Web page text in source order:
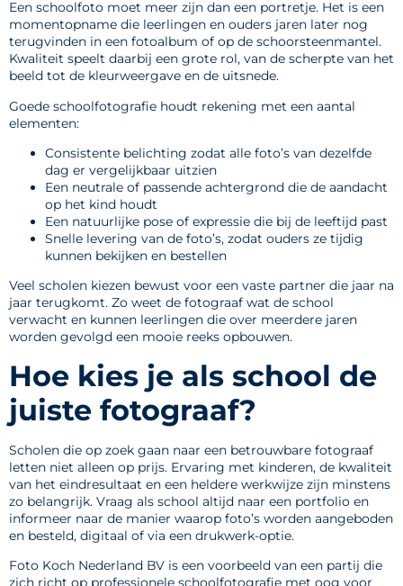
Een schoolfoto moet meer zijn dan een portretje. Het is een
momentopname die leerlingen en ouders jaren later nog
terugvinden in een fotoalbum of op de schoorsteenmantel.
Kwaliteit speelt daarbij een grote rol, van de scherpte van het
beeld tot de kleurweergave en de uitsnede.
Goede schoolfotografie houdt rekening met een aantal
elementen:
Consistente belichting zodat alle foto’s van dezelfde
dag er vergelijkbaar uitzien
Een neutrale of passende achtergrond die de aandacht
op het kind houdt
Een natuurlijke pose of expressie die bij de leeftijd past
Snelle levering van de foto’s, zodat ouders ze tijdig
kunnen bekijken en bestellen
Veel scholen kiezen bewust voor een vaste partner die jaar na
jaar terugkomt. Zo weet de fotograaf wat de school
verwacht en kunnen leerlingen die over meerdere jaren
worden gevolgd een mooie reeks opbouwen.
Hoe kies je als school de
juiste fotograaf?
Scholen die op zoek gaan naar een betrouwbare fotograaf
letten niet alleen op prijs. Ervaring met kinderen, de kwaliteit
van het eindresultaat en een heldere werkwijze zijn minstens
zo belangrijk. Vraag als school altijd naar een portfolio en
informeer naar de manier waarop foto’s worden aangeboden
en besteld, digitaal of via een drukwerk-optie.
Foto Koch Nederland BV is een voorbeeld van een partij die
zich richt op professionele schoolfotografie met oog voor